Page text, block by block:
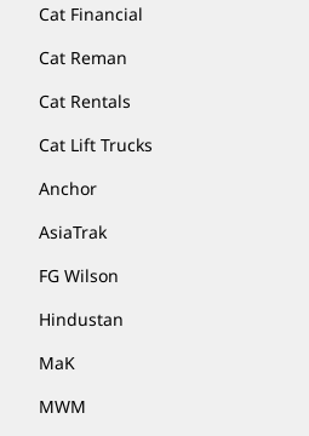
Cat Financial
Cat Reman
Cat Rentals
Cat Lift Trucks
Anchor
AsiaTrak
FG Wilson
Hindustan
MaK
MWM